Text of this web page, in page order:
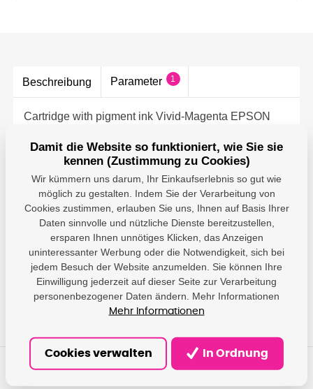
Beschreibung Parameter 1
Cartridge with pigment ink Vivid-Magenta EPSON
Parameter
Producer
Epson - Epson Europe
B.V.; Hoogoorddreef 5,
1101 BA Amsterdam,
NL; info@epson.nl
Damit die Website so funktioniert, wie Sie sie
kennen (Zustimmung zu Cookies)
Wir kümmern uns darum, Ihr Einkaufserlebnis so gut wie
möglich zu gestalten. Indem Sie der Verarbeitung von
Cookies zustimmen, erlauben Sie uns, Ihnen auf Basis Ihrer
Daten sinnvolle und nützliche Dienste bereitzustellen,
ersparen Ihnen unnötiges Klicken, das Anzeigen
uninteressanter Werbung oder die Notwendigkeit, sich bei
jedem Besuch der Website anzumelden. Sie können Ihre
Einwilligung jederzeit auf dieser Seite zur Verarbeitung
personenbezogener Daten ändern. Mehr Informationen
Mehr Informationen
Cookies verwalten In Ordnung